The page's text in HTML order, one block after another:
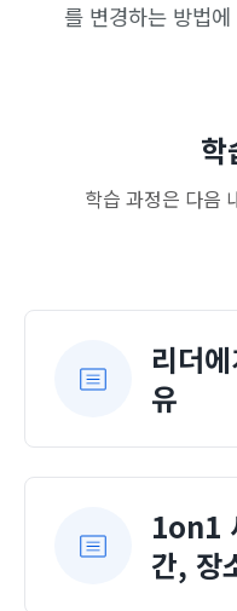
를 변경하는 방법
학
학습 과정은 다음
리더
유
1on1
간, 장